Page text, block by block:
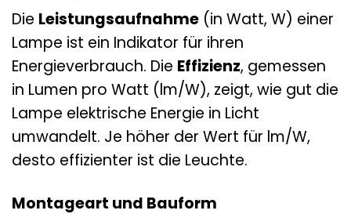
Die Leistungsaufnahme (in Watt, W) einer
Lampe ist ein Indikator für ihren
Energieverbrauch. Die Effizienz, gemessen
in Lumen pro Watt (lm/W), zeigt, wie gut die
Lampe elektrische Energie in Licht
umwandelt. Je höher der Wert für lm/W,
desto effizienter ist die Leuchte.
Montageart und Bauform